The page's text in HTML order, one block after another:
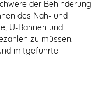
der Behinderung
des Nah- und
U-Bahnen und
zu müssen.
mitgeführte